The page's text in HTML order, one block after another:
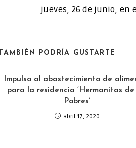
jueves, 26 de junio, en
TAMBIÉN PODRÍA GUSTARTE
Impulso al abastecimiento de
para la residencia ‘Hermanitas de
Pobres’
abril 17, 2020